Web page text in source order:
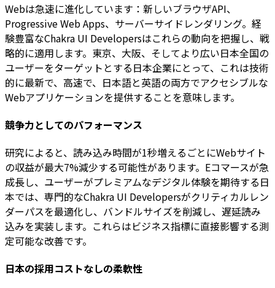
Webは急速に進化しています：新しいブラウザAPI、
Progressive Web Apps、サーバーサイドレンダリング。経
験豊富なChakra UI Developersはこれらの動向を把握し、戦
略的に適用します。東京、大阪、そしてより広い日本全国の
ユーザーをターゲットとする日本企業にとって、これは技術
的に最新で、高速で、日本語と英語の両方でアクセシブルな
Webアプリケーションを提供することを意味します。
競争力としてのパフォーマンス
研究によると、読み込み時間が1秒増えるごとにWebサイト
の収益が最大7%減少する可能性があります。Eコマースが急
成長し、ユーザーがプレミアムなデジタル体験を期待する日
本では、専門的なChakra UI Developersがクリティカルレン
ダーパスを最適化し、バンドルサイズを削減し、遅延読み
込みを実装します。これらはビジネス指標に直接影響する測
定可能な改善です。
日本の採用コストなしの柔軟性